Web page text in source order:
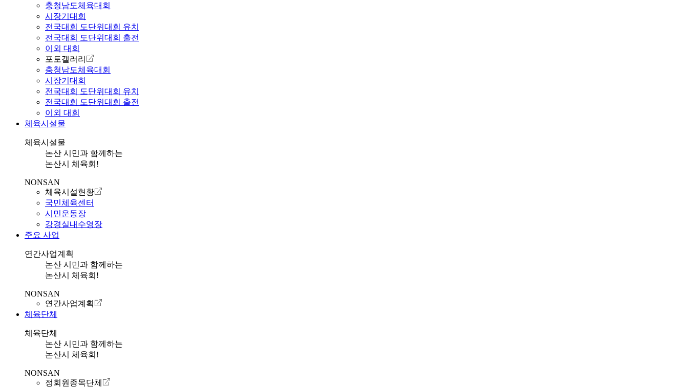
충청남도체육대회
시장기대회
전국대회 도단위대회 유치
전국대회 도단위대회 출전
이외 대회
포토갤러리
충청남도체육대회
시장기대회
전국대회 도단위대회 유치
전국대회 도단위대회 출전
이외 대회
체육시설물
체육시설물
논산 시민과 함께하는
논산시 체육회!
NONSAN
체육시설현황
국민체육센터
시민운동장
강경실내수영장
주요 사업
연간사업계획
논산 시민과 함께하는
논산시 체육회!
NONSAN
연간사업계획
체육단체
체육단체
논산 시민과 함께하는
논산시 체육회!
NONSAN
정회원종목단체